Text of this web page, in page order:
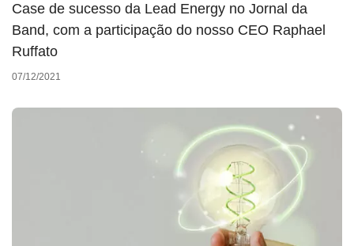
Case de sucesso da Lead Energy no Jornal da
Band, com a participação do nosso CEO Raphael
Ruffato
07/12/2021